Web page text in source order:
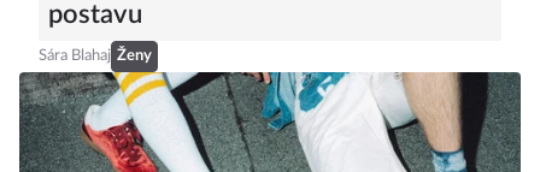
postavu
Sára Blahaj Ženy